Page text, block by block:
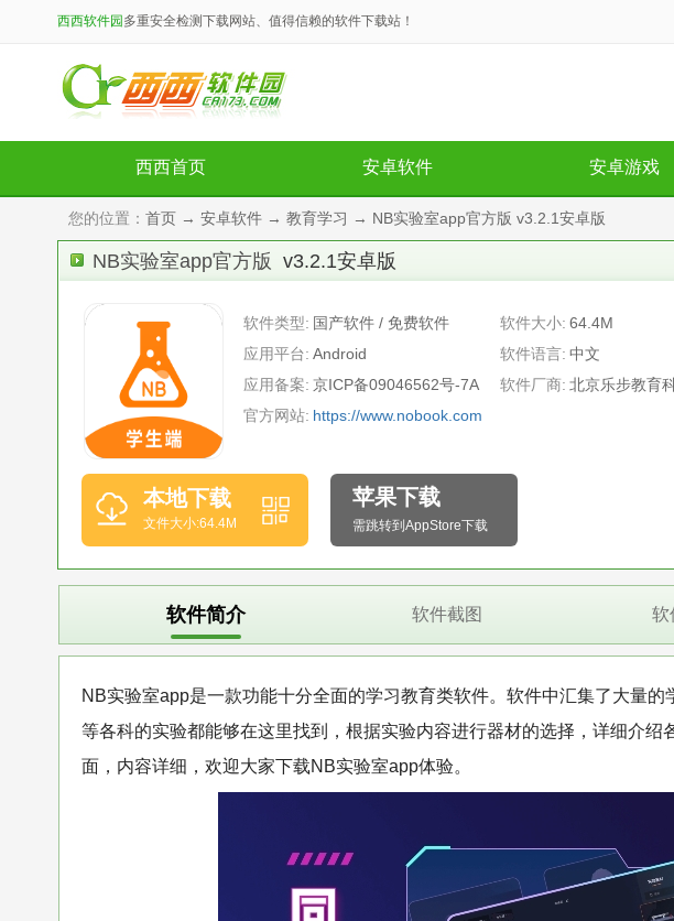
西西软件园 多重安全检测下载网站、值得信赖的软件下载站！
西西首页 安卓软件 安卓游戏
您的位置： 首页 → 安卓软件 → 教育学习 → NB实验室app官方版 v3.2.1安卓版
NB实验室app官方版 v3.2.1安卓版
软件类型: 国产软件 / 免费软件 软件大小: 64.4M
应用平台: Android 软件语言: 中文
应用备案: 京ICP备09046562号-7A 软件厂商: 北京乐步教育
官方网站: https://www.nobook.com
本地下载
文件大小:64.4M
苹果下载
需跳转到AppStore下载
软件简介 软件截图 软
NB实验室app是一款功能十分全面的学习教育类软件。软件中汇集了大量
等各科的实验都能够在这里找到，根据实验内容进行器材的选择，详细介
面，内容详细，欢迎大家下载NB实验室app体验。